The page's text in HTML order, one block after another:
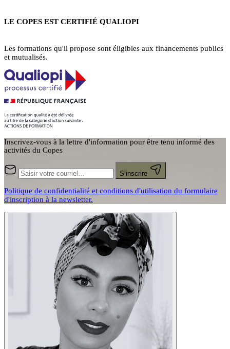
LE COPES EST CERTIFIÉ QUALIOPI
Les formations qu'il propose sont éligibles aux financements publics
et mutualisés.
Inscrivez-vous à la lettre d'information pour être tenu informé des
activités du Copes
S’inscrire
Politique de confidentialité et conditions d'utilisation du formulaire
d'inscription à la newsletter.